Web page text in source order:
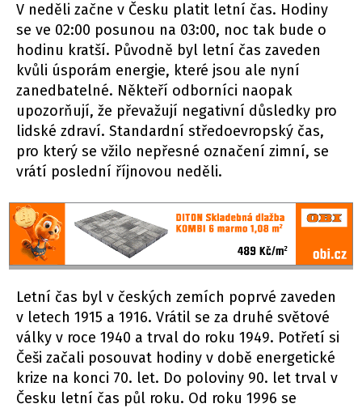
V neděli začne v Česku platit letní čas. Hodiny
se ve 02:00 posunou na 03:00, noc tak bude o
hodinu kratší. Původně byl letní čas zaveden
kvůli úsporám energie, které jsou ale nyní
zanedbatelné. Někteří odborníci naopak
upozorňují, že převažují negativní důsledky pro
lidské zdraví. Standardní středoevropský čas,
pro který se vžilo nepřesné označení zimní, se
vrátí poslední říjnovou neděli.
Letní čas byl v českých zemích poprvé zaveden
v letech 1915 a 1916. Vrátil se za druhé světové
války v roce 1940 a trval do roku 1949. Potřetí si
Češi začali posouvat hodiny v době energetické
krize na konci 70. let. Do poloviny 90. let trval v
Česku letní čas půl roku. Od roku 1996 se